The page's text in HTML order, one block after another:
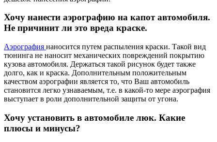
Хочу нанести аэрографию на капот автомобиля.
Не причинит ли это вреда краске.
Аэрография наносится путем распыления краски. Такой вид
тюнинга не наносит механических повреждений покрытию
кузова автомобиля. Держаться такой рисунок будет также
долго, как и краска. Дополнительным положительным
качеством аэрографии является то, что Ваш автомобиль
становится легко узнаваемым, т.е. в какой-то мере аэрография
выступает в роли дополнительной защиты от угона.
Хочу установить в автомобиле люк. Какие
плюсы и минусы?